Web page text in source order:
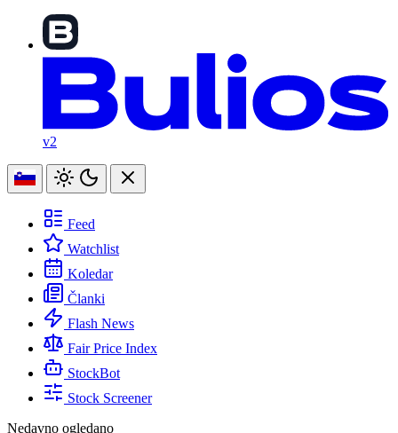
v2
Feed
Watchlist
Koledar
Članki
Flash News
Fair Price Index
StockBot
Stock Screener
Nedavno ogledano